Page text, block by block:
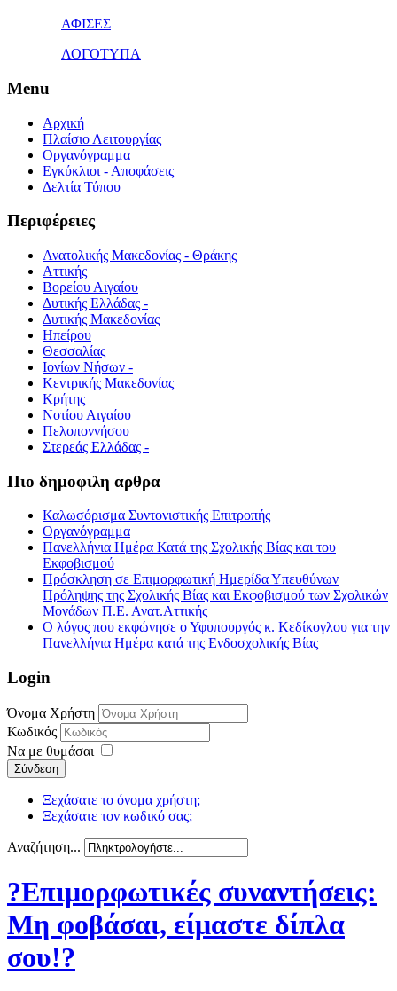
ΑΦΙΣΕΣ
ΛΟΓΟΤΥΠΑ
Menu
Αρχική
Πλαίσιο Λειτουργίας
Οργανόγραμμα
Εγκύκλιοι - Αποφάσεις
Δελτία Τύπου
Περιφέρειες
Ανατολικής Μακεδονίας - Θράκης
Αττικής
Βορείου Αιγαίου
Δυτικής Ελλάδας -
Δυτικής Μακεδονίας
Ηπείρου
Θεσσαλίας
Ιονίων Νήσων -
Κεντρικής Μακεδονίας
Κρήτης
Νοτίου Αιγαίου
Πελοποννήσου
Στερεάς Ελλάδας -
Πιο δημοφιλη αρθρα
Καλωσόρισμα Συντονιστικής Επιτροπής
Οργανόγραμμα
Πανελλήνια Ημέρα Κατά της Σχολικής Βίας και του
Εκφοβισμού
Πρόσκληση σε Επιμορφωτική Ημερίδα Υπευθύνων
Πρόληψης της Σχολικής Βίας και Εκφοβισμού των Σχολικών
Μονάδων Π.Ε. Ανατ.Αττικής
Ο λόγος που εκφώνησε ο Υφυπουργός κ. Κεδίκογλου για την
Πανελλήνια Ημέρα κατά της Ενδοσχολικής Βίας
Login
Όνομα Χρήστη
Κωδικός
Να με θυμάσαι
Σύνδεση
Ξεχάσατε το όνομα χρήστη;
Ξεχάσατε τον κωδικό σας;
Αναζήτηση...
?Επιμορφωτικές συναντήσεις:
Μη φοβάσαι, είμαστε δίπλα
σου!?